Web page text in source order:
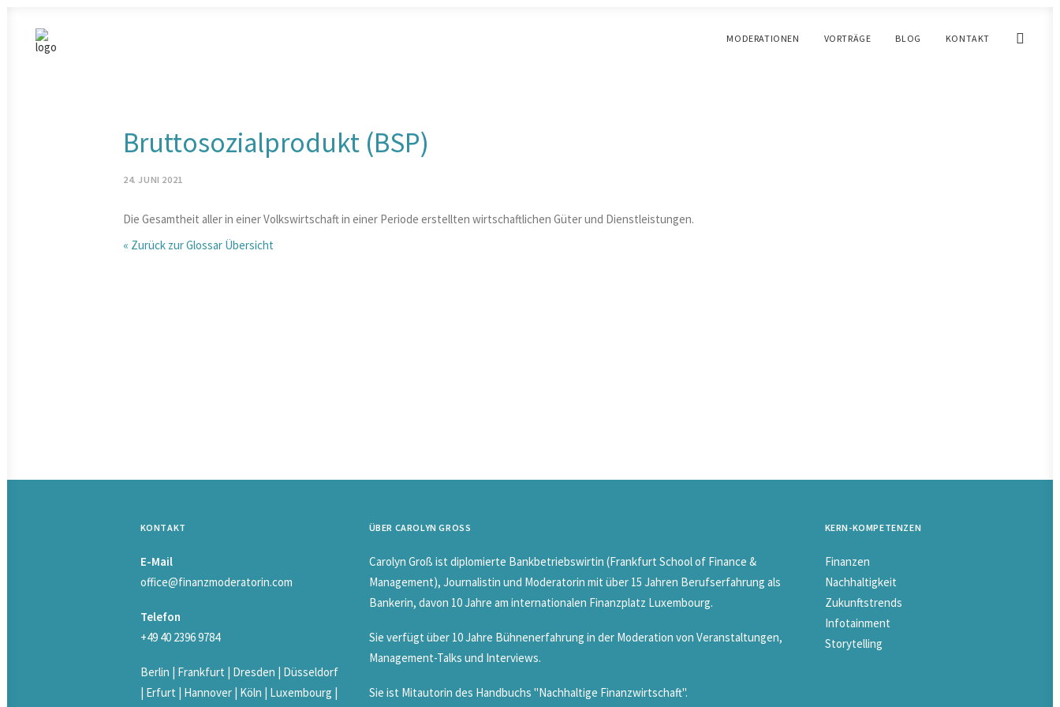
MODERATIONEN VORTRÄGE BLOG KONTAKT
Bruttosozialprodukt (BSP)
24. JUNI 2021
Die Gesamtheit aller in einer Volkswirtschaft in einer Periode erstellten wirtschaftlichen Güter und Dienstleistungen.
« Zurück zur Glossar Übersicht
KONTAKT
E-Mail
office@finanzmoderatorin.com
Telefon
+49 40 2396 9784
Berlin | Frankfurt | Dresden | Düsseldorf
| Erfurt | Hannover | Köln | Luxembourg |
ÜBER CAROLYN GROSS
Carolyn Groß ist diplomierte Bankbetriebswirtin (Frankfurt School of Finance &
Management), Journalistin und Moderatorin mit über 15 Jahren Berufserfahrung als
Bankerin, davon 10 Jahre am internationalen Finanzplatz Luxembourg.
Sie verfügt über 10 Jahre Bühnenerfahrung in der Moderation von Veranstaltungen,
Management-Talks und Interviews.
Sie ist Mitautorin des Handbuchs "Nachhaltige Finanzwirtschaft".
KERN-KOMPETENZEN
Finanzen
Nachhaltigkeit
Zukunftstrends
Infotainment
Storytelling